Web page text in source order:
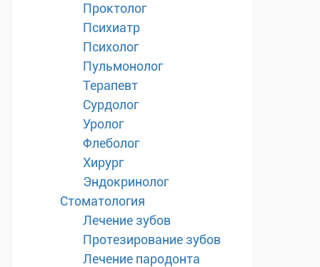
Проктолог
Психиатр
Психолог
Пульмонолог
Терапевт
Сурдолог
Уролог
Флеболог
Хирург
Эндокринолог
Стоматология
Лечение зубов
Протезирование зубов
Лечение пародонта